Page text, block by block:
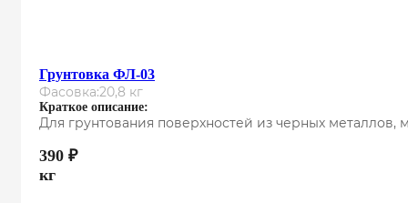
Грунтовка ФЛ-03
Фасовка:20,8 кг
Краткое описание:
Для грунтования поверхностей из черных
390 ₽
кг